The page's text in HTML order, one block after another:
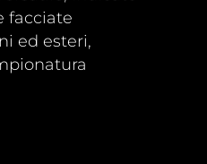
facciate
ed esteri,